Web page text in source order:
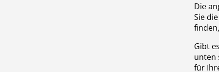
Die
Sie
Gibt
unten
für